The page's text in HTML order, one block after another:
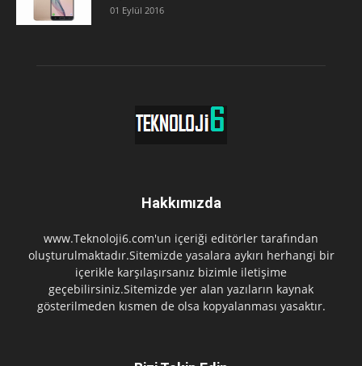
01 Eylül 2016
Hakkımızda
www.Teknoloji6.com'un içeriği editörler tarafından
oluşturulmaktadır.Sitemizde yasalara aykırı herhangi bir
içerikle karşılaşırsanız bizimle iletişime
geçebilirsiniz.Sitemizde yer alan yazıların kaynak
gösterilmeden kısmen de olsa kopyalanması yasaktır.